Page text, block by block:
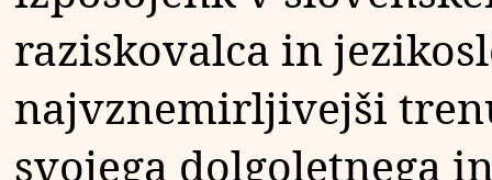
raziskovalca in
najvznemirljivejši
svojega dolgoletnega